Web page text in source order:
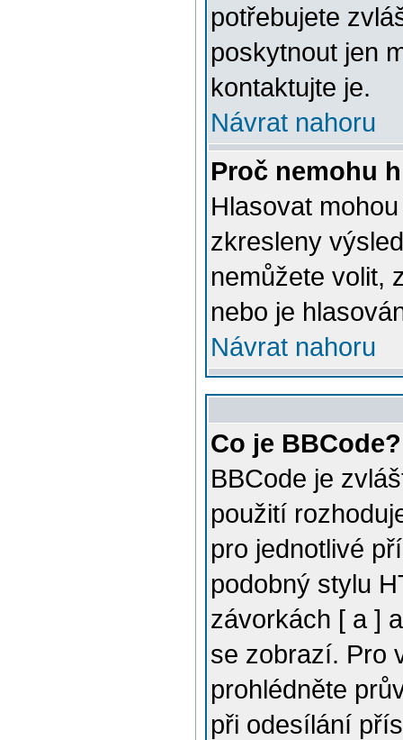
potřebujete
poskytnout jen
kontaktujte je.
Návrat nahoru
Proč nemohu
Hlasovat
zkresleny
nemůžete volit,
nebo je
Návrat nahoru
Co je BBCode?
BBCode je
použití
pro jednotlivé
podobný stylu
závorkách [ a ]
se zobrazí. Pro
prohlédněte
při odesílání